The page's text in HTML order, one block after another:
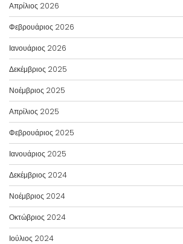
Απρίλιος 2026
Φεβρουάριος 2026
Ιανουάριος 2026
Δεκέμβριος 2025
Νοέμβριος 2025
Απρίλιος 2025
Φεβρουάριος 2025
Ιανουάριος 2025
Δεκέμβριος 2024
Νοέμβριος 2024
Οκτώβριος 2024
Ιούλιος 2024